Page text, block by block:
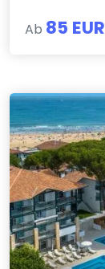
Ab 85 EUR